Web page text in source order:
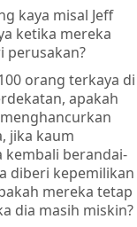
kaya misal Jeff
ketika mereka
perusakan?
orang terkaya di
apakah
jika kaum
kembali berandai-
diberi kepemilikan
mereka tetap
dia masih miskin?